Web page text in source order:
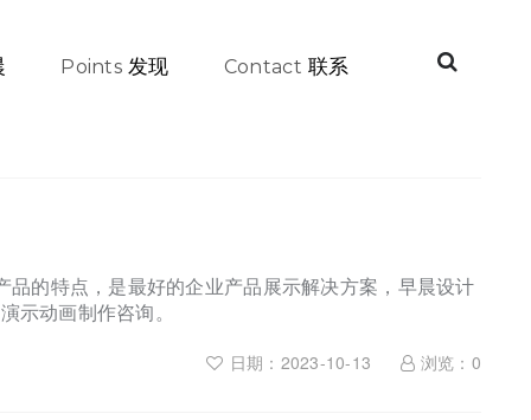
Points 发现 Contact 联系
的特点，是最好的企业产品展示解决方案，早晨设计
示动画制作咨询。
日期：2023-10-13 浏览： 0